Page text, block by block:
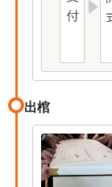
出棺